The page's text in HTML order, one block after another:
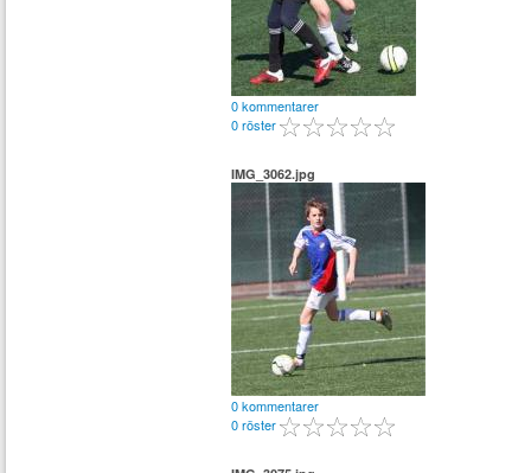
0 kommentarer
0 röster
IMG_3062.jpg
0 kommentarer
0 röster